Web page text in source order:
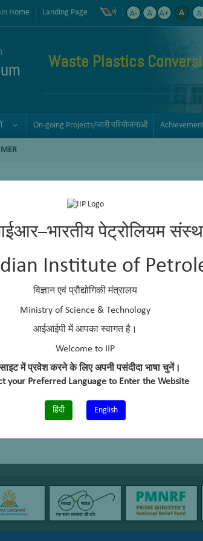
पेट्रोलियम
Institute of
विज्ञान एवं प्रौद्योगिकी मंत्रालय
Ministry of Science & Technology
आईआईपी में आपका स्वागत है।
Welcome to IIP
में प्रवेश करने के लिए अपनी पसंदीदा भाषा चुनें।
your Preferred Language to Enter the Website
हिंदी English
Home Landing Page
Waste Plastics
On-going Projects/जारी परियोजनाओं